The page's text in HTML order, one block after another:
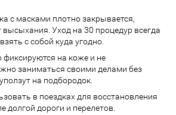
с масками плотно закрывается,
высыхания. Уход на 30 процедур всегда
с собой куда угодно.
фиксируются на коже и не
заниматься своими делами без
на подбородок.
в поездках для восстановления
долгой дороги и перелетов.